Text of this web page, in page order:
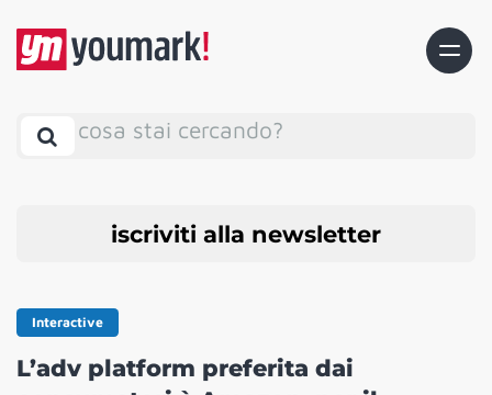
cosa stai cercando?
iscriviti alla newsletter
Interactive
L’adv platform preferita dai